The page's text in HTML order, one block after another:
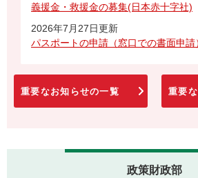
義援金・救援金の募集(日本赤十字社)
2026年7月27日更新
パスポートの申請（窓口での書面申請
重要なお知らせの一覧 重要
政策財政部